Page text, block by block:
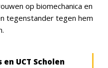
op biomechanica en
tegenstander tegen hem
en UCT Scholen